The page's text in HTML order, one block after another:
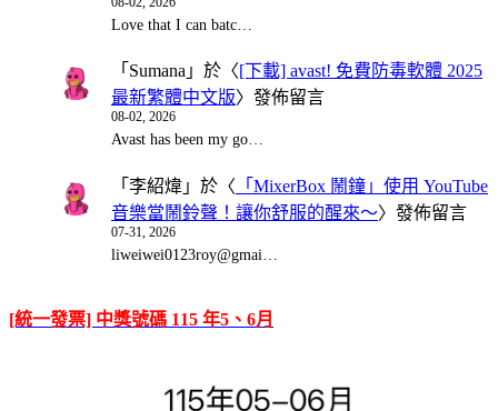
Love that I can batc…
「 Sumana 」於〈[下載] avast! 免費防毒軟體 2025
最新繁體中文版〉發佈留言
08-02, 2026
Avast has been my go…
「 李紹煒 」於〈 「MixerBox 鬧鐘」使用 YouTube
音樂當鬧鈴聲！讓你舒服的醒來～〉發佈留言
07-31, 2026
liweiwei0123roy@gmai…
[統一發票] 中獎號碼 115 年5、6月